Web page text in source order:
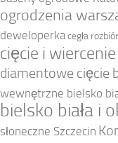
ogrodzenia
deweloperkacegła
cięcie i
diamentowe cięcie
wewnętrzne bielsko
bielsko biała i
słoneczne Szczecin